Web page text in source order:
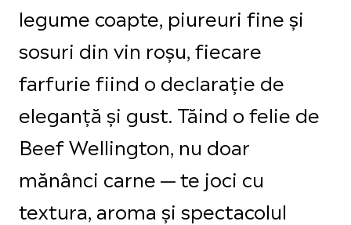
legume coapte, piureuri fine și
sosuri din vin roșu, fiecare
farfurie fiind o declarație de
eleganță și gust. Tăind o felie de
Beef Wellington, nu doar
mănânci carne — te joci cu
textura, aroma și spectacolul